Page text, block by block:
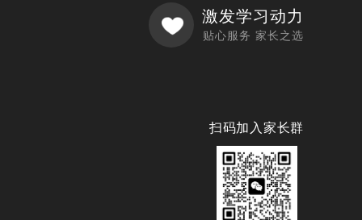
激发学习动力
贴心服务 家长之选
扫码加入家长群